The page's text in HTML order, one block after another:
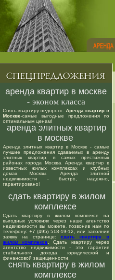
аренда квартир в москве
- эконом класса
Снять квартиру недорого. Аренда квартир в
Москве-самые выгодные предложения по
оптимальным ценам!
аренда элитных квартир
в москве
Аренда элитных квартир в Москве - самые
лучшие предложения сдаваемых в аренду
элитных квартир, в самых престижных
районах города Москва. Аренда квартир в
известных жилых комплексах и клубных
домах Москвы. Аренда элитной
недвижимости - быстро, надежно,
гарантировано!
сдать квартиру в жилом
комплексе
Сдать квартиру в жилом комплексе на
выгодных условиях через наше агентство
недвижимости вы можете, позвонив нам по
телефону: +7 (495) 518-19-12, или заполнив
заявку на странице:сдать квартиру в
жилом комплексе . Сдать квартиру через
агентство недвижимости - это гарантия
стабильного дохода, юридической и
финансовой защищенности.
снять квартиру в жилом
комплексе